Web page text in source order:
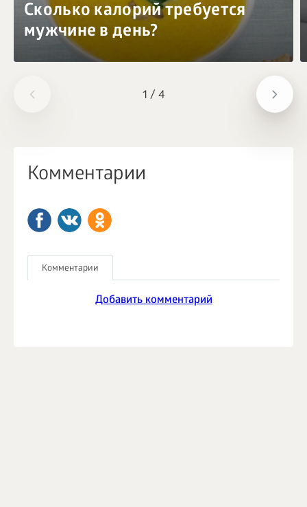
1 / 4
Сколько калорий требуется
мужчине в день?
Комментарии
Комментарии
Добавить комментарий